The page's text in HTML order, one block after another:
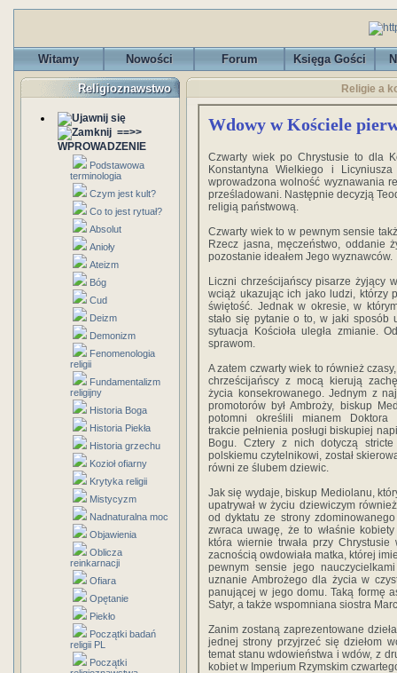
Witamy Nowości Forum Księga Gości
Religioznawstwo
==>>
WPROWADZENIE
Podstawowa
terminologia
Czym jest kult?
Co to jest rytuał?
Absolut
Anioły
Ateizm
Bóg
Cud
Deizm
Demonizm
Fenomenologia
religii
Fundamentalizm
religijny
Historia Boga
Historia Piekła
Historia grzechu
Kozioł ofiarny
Krytyka religii
Mistycyzm
Nadnaturalna moc
Objawienia
Oblicza
reinkarnacji
Ofiara
Opętanie
Piekło
Początki badań
religii PL
Początki
Religie a
Wdowy w Kościele
Czwarty wiek po Chrystusie to dla
Konstantyna Wielkiego i
wprowadzona wolność wyznawania
prześladowani. Następnie decyzją
religią państwową.
Czwarty wiek to w pewnym sensie
Rzecz jasna, męczeństwo, oddanie
pozostanie ideałem Jego wyznawców.
Liczni chrześcijańscy pisarze żyjący
wciąż ukazując ich jako ludzi, którzy
świętość. Jednak w okresie, w
stało się pytanie o to, w jaki sposób
sytuacja Kościoła uległa zmianie.
sprawom.
A zatem czwarty wiek to również
chrześcijańscy z mocą kierują
życia konsekrowanego. Jednym z
promotorów był Ambroży, biskup
potomni określili mianem Doktora
trakcie pełnienia posługi biskupiej
Bogu. Cztery z nich dotyczą
polskiemu czytelnikowi, został
równi ze ślubem dziewic.
Jak się wydaje, biskup Mediolanu,
upatrywał w życiu dziewiczym
od dyktatu ze strony
zwraca uwagę, że to właśnie
która wiernie trwała przy
zacnością owdowiała matka, której
pewnym sensie jego
uznanie Ambrożego dla życia w
panującej w jego domu. Taką formę
Satyr, a także wspomniana siostra
Zanim zostaną zaprezentowane
jednej strony przyjrzeć się dziełom
temat stanu wdowieństwa i wdów, z
kobiet w Imperium Rzymskim